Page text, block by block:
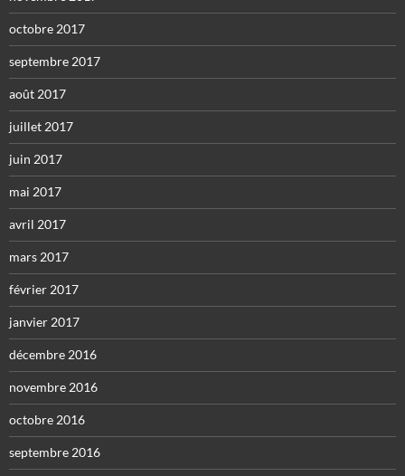
octobre 2017
septembre 2017
août 2017
juillet 2017
juin 2017
mai 2017
avril 2017
mars 2017
février 2017
janvier 2017
décembre 2016
novembre 2016
octobre 2016
septembre 2016